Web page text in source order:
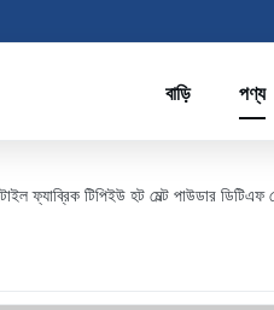
বাড়ি পণ্য
ফ্যাব্রিক টিপিইউ হট মেল্ট পাউডার ডিটিএফ